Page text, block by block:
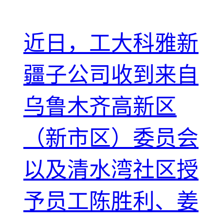
近日，工大科雅新
疆子公司收到来自
乌鲁木齐高新区
（新市区）委员会
以及清水湾社区授
予员工陈胜利、姜